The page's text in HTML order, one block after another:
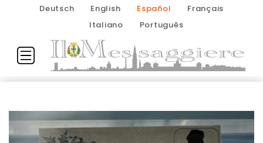
Deutsch English Español
Français
Italiano
Português